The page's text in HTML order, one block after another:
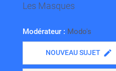
Les Masques
Modérateur : Modo's
NOUVEAU SUJET